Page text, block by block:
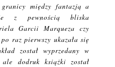
między fantazją a
z pewnością bliska
Garcii Marqueza czy
raz pierwszy ukazała się
został wyprzedany w
dodruk książki został